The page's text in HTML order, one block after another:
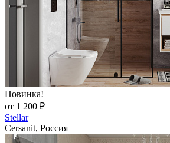
Новинка!
от 1 200 ₽
Stellar
Cersanit, Россия